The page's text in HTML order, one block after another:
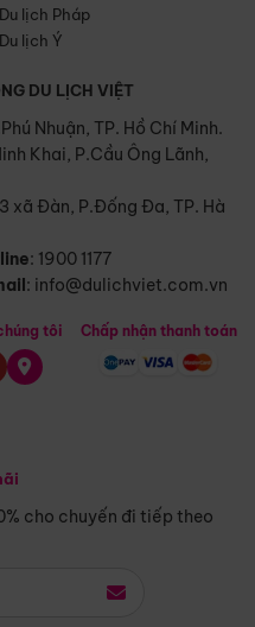
Du lịch Pháp
Du lịch Ý
DU LỊCH VIỆT
Nhuận, TP. Hồ Chí Minh.
Khai, P.Cầu Ông Lãnh,
xã Đàn, P.Đống Đa, TP. Hà
: 1900 1177
: info@dulichviet.com.vn
cho chuyến đi tiếp theo
tôi Chấp nhận thanh toán